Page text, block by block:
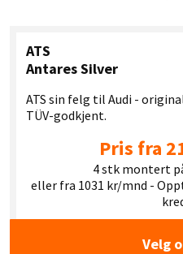
ATS
Antares Silver
ATS sin felg til Audi -
TÜV-godkjent.
Pris fra
4 stk montert
eller fra 1031 kr/mnd -
Velg